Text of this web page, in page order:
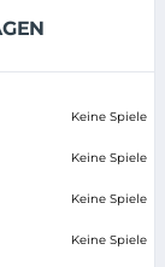
Keine Spiele
Keine Spiele
Keine Spiele
Keine Spiele